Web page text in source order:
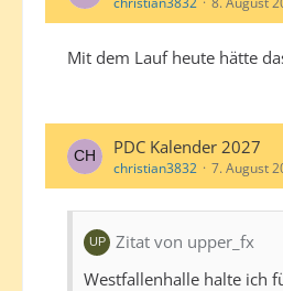
Mit dem Lauf heute hätte
PDC Kalender 2027
christian3832 7. August
Zitat von upper_fx
Westfallenhalle halte ich